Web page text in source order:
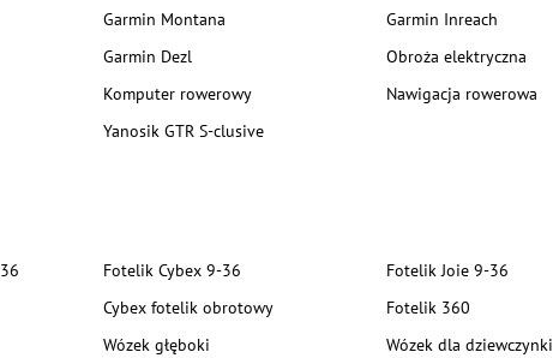
Garmin Montana Garmin Inreach
Garmin Dezl Obroża elektryczna
Komputer rowerowy Nawigacja rowerowa
Yanosik GTR S-clusive
Fotelik Cybex 9-36 Fotelik Joie 9-36
Cybex fotelik obrotowy Fotelik 360
Wózek głęboki Wózek dla dziewczynki